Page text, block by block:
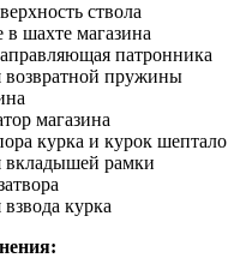
ствола
шахте магазина
патронника
пружины
магазина
курка и курок шептало
вкладышей рамки
курка